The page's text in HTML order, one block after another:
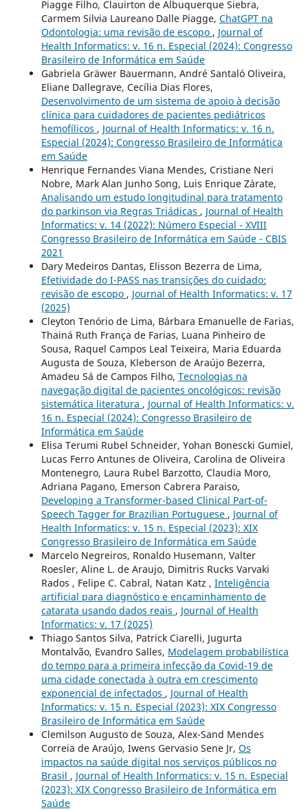
Piagge Filho, Clauirton de Albuquerque Siebra,
Carmem Silvia Laureano Dalle Piagge, ChatGPT na
Odontologia: uma revisão de escopo , Journal of
Health Informatics: v. 16 n. Especial (2024): Congresso
Brasileiro de Informática em Saúde
Gabriela Gräwer Bauermann, André Santaló Oliveira,
Eliane Dallegrave, Cecília Dias Flores,
Desenvolvimento de um sistema de apoio à decisão
clínica para cuidadores de pacientes pediátricos
hemofílicos , Journal of Health Informatics: v. 16 n.
Especial (2024): Congresso Brasileiro de Informática
em Saúde
Henrique Fernandes Viana Mendes, Cristiane Neri
Nobre, Mark Alan Junho Song, Luis Enrique Zárate,
Analisando um estudo longitudinal para tratamento
do parkinson via Regras Triádicas , Journal of Health
Informatics: v. 14 (2022): Número Especial - XVIII
Congresso Brasileiro de Informática em Saúde - CBIS
2021
Dary Medeiros Dantas, Elisson Bezerra de Lima,
Efetividade do I-PASS nas transições do cuidado:
revisão de escopo , Journal of Health Informatics: v. 17
(2025)
Cleyton Tenório de Lima, Bárbara Emanuelle de Farias,
Thainá Ruth França de Farias, Luana Pinheiro de
Sousa, Raquel Campos Leal Teixeira, Maria Eduarda
Augusta de Souza, Kleberson de Araújo Bezerra,
Amadeu Sá de Campos Filho, Tecnologias na
navegação digital de pacientes oncológicos: revisão
sistemática literatura , Journal of Health Informatics: v.
16 n. Especial (2024): Congresso Brasileiro de
Informática em Saúde
Elisa Terumi Rubel Schneider, Yohan Bonescki Gumiel,
Lucas Ferro Antunes de Oliveira, Carolina de Oliveira
Montenegro, Laura Rubel Barzotto, Claudia Moro,
Adriana Pagano, Emerson Cabrera Paraiso,
Developing a Transformer-based Clinical Part-of-
Speech Tagger for Brazilian Portuguese , Journal of
Health Informatics: v. 15 n. Especial (2023): XIX
Congresso Brasileiro de Informática em Saúde
Marcelo Negreiros, Ronaldo Husemann, Valter
Roesler, Aline L. de Araujo, Dimitris Rucks Varvaki
Rados , Felipe C. Cabral, Natan Katz , Inteligência
artificial para diagnóstico e encaminhamento de
catarata usando dados reais , Journal of Health
Informatics: v. 17 (2025)
Thiago Santos Silva, Patrick Ciarelli, Jugurta
Montalvão, Evandro Salles, Modelagem probabilística
do tempo para a primeira infecção da Covid-19 de
uma cidade conectada à outra em crescimento
exponencial de infectados , Journal of Health
Informatics: v. 15 n. Especial (2023): XIX Congresso
Brasileiro de Informática em Saúde
Clemilson Augusto de Souza, Alex-Sand Mendes
Correia de Araújo, Iwens Gervasio Sene Jr, Os
impactos na saúde digital nos serviços públicos no
Brasil , Journal of Health Informatics: v. 15 n. Especial
(2023): XIX Congresso Brasileiro de Informática em
Saúde